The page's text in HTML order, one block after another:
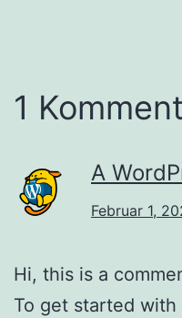
1
A
Februar 1,
Hi, this is a
To get started